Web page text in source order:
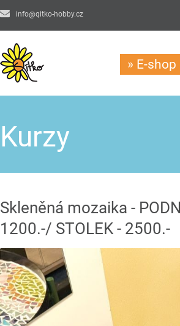
info@qitko-hobby.cz
» E-shop
Kurzy
Skleněná mozaika -
1200.-/ STOLEK - 2500.-